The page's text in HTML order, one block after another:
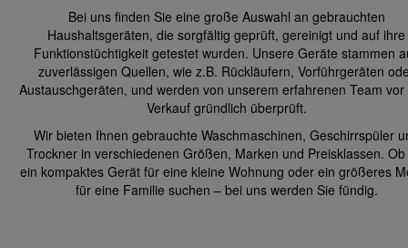
Bei uns finden Sie eine große Auswahl an gebrauchten
Haushaltsgeräten, die sorgfältig geprüft, gereinigt und auf ihre
Funktionstüchtigkeit getestet wurden. Unsere Geräte stammen
zuverlässigen Quellen, wie z.B. Rückläufern, Vorführgeräten
Austauschgeräten, und werden von unserem erfahrenen Team vor
Verkauf gründlich überprüft.
Wir bieten Ihnen gebrauchte Waschmaschinen, Geschirrspüler
Trockner in verschiedenen Größen, Marken und Preisklassen. Ob
ein kompaktes Gerät für eine kleine Wohnung oder ein größeres
für eine Familie suchen – bei uns werden Sie fündig.